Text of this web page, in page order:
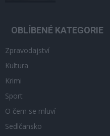
OBLÍBENÉ KATEGORIE
Zpravodajství
Kultura
Krimi
Sport
O čem se mluví
Sedlčansko